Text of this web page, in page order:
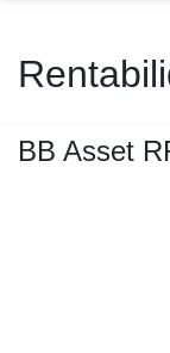
BB Asset